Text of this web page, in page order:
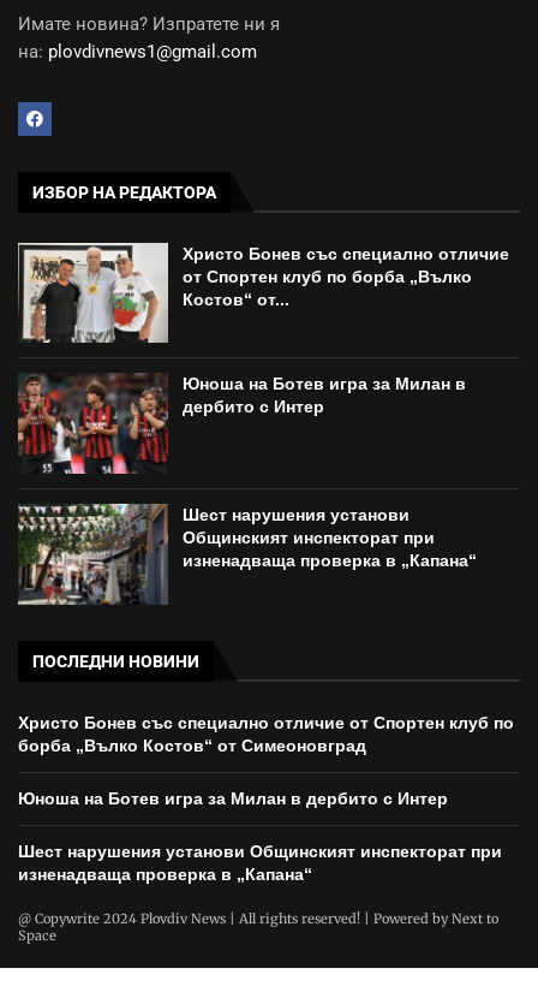
Имате новина? Изпратете ни я
на: plovdivnews1@gmail.com
ИЗБОР НА РЕДАКТОРА
Христо Бонев със специално отличие
от Спортен клуб по борба „Вълко
Костов“ от...
Юноша на Ботев игра за Милан в
дербито с Интер
Шест нарушения установи
Общинският инспекторат при
изненадваща проверка в „Капана“
ПОСЛЕДНИ НОВИНИ
Христо Бонев със специално отличие от Спортен клуб по
борба „Вълко Костов“ от Симеоновград
Юноша на Ботев игра за Милан в дербито с Интер
Шест нарушения установи Общинският инспекторат при
изненадваща проверка в „Капана“
@ Copywrite 2024 Plovdiv News | All rights reserved! | Powered byNext to
Space